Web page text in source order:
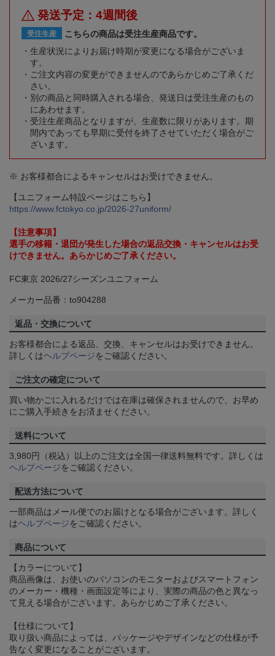
発送予定：4週間後
受注生産
こちらの商品は受注生産商品です。
生産状況によりお届け時期が変更になる場合がございま
す。
ご注文内容の変更ができませんのであらかじめご了承くだ
さい。
別の商品と同時購入される場合、発送日は受注生産のもの
にあわせます。
受注生産商品となりますが、生産数に限りがあります。期
間内であっても早期に受付を終了させていただく場合がご
ざいます。
※ お客様都合によるキャンセルはお受けできません。
【ユニフォーム特設ページはこちら】
https://www.fctokyo.co.jp/2026-27uniform/
【注意事項】
選手の移籍・退団が発生した場合の返品交換・キャンセルはお受
けできません。あらかじめご了承ください。
FC東京 2026/27シーズンユニフォーム
メーカー品番：to904288
返品・交換について
お客様都合による返品、交換、キャンセルはお受けできません。
詳しくはヘルプページをご確認ください。
ご注文の確定について
買い物かごに入れるだけでは在庫は確保されませんので、お早め
にご購入手続きをお済ませください。
送料について
3,980円（税込）以上のご注文は全国一律送料無料です。詳しくは
ヘルプページをご確認ください。
配送方法について
一部商品はメール便でのお届けとなる場合がございます。詳しく
はヘルプページをご確認ください。
商品について
【カラーについて】
商品画像は、お使いのパソコンのモニターおよびスマートフォン
のメーカー・機種・画面設定等により、実際の商品の色と異なっ
て見える場合がございます。あらかじめご了承ください。
【仕様について】
取り扱い商品によっては、パッケージやデザインなどの仕様が予
告なく変更になることがございます。